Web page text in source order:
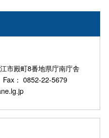
市殿町8番地県庁南庁舎
： 0852-22-5679